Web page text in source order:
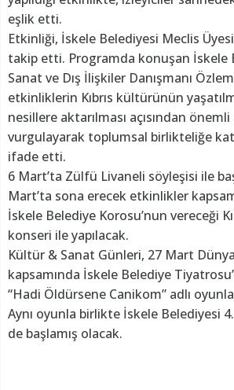
eşlik etti.
Etkinliği, İskele Belediyesi Meclis
takip etti. Programda konuşan İskele
Sanat ve Dış İlişkiler Danışmanı
etkinliklerin Kıbrıs kültürünün
nesillere aktarılması açısından
vurgulayarak toplumsal birlikteliğe
ifade etti.
6 Mart’ta Zülfü Livaneli söyleşisi ile
Mart’ta sona erecek etkinlikler
İskele Belediye Korosu’nun vereceği
konseri ile yapılacak.
Kültür & Sanat Günleri, 27 Mart
kapsamında İskele Belediye
“Hadi Öldürsene Canikom” adlı
Aynı oyunla birlikte İskele Belediyesi
de başlamış olacak.